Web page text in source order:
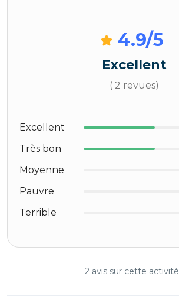
4.9/5
Excellent
( 2 revues)
Excellent
Très bon
Moyenne
Pauvre
Terrible
2 avis sur cette activité